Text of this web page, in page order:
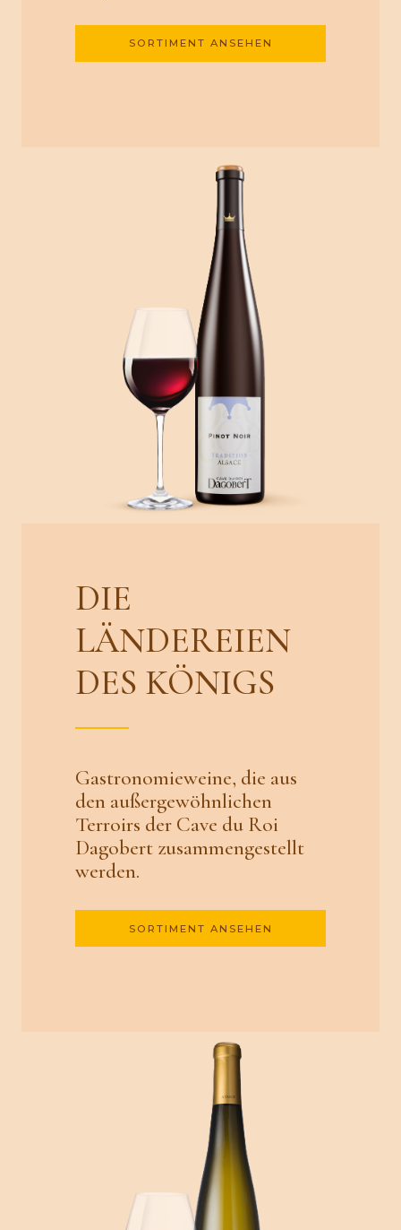
SORTIMENT ANSEHEN
DIE
LÄNDEREIEN
DES KÖNIGS
Gastronomieweine, die aus
den außergewöhnlichen
Terroirs der Cave du Roi
Dagobert zusammengestellt
werden.
SORTIMENT ANSEHEN